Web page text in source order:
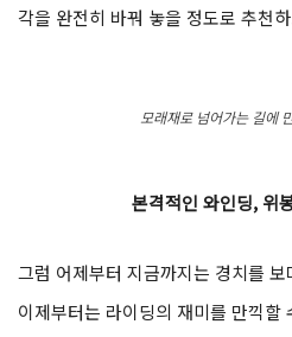
각을 완전히 바꿔 놓을 정도로 추천
모래재로 넘어가는 길에
본격적인 와인딩, 위
그럼 어제부터 지금까지는 경치를
이제부터는 라이딩의 재미를 만끽할